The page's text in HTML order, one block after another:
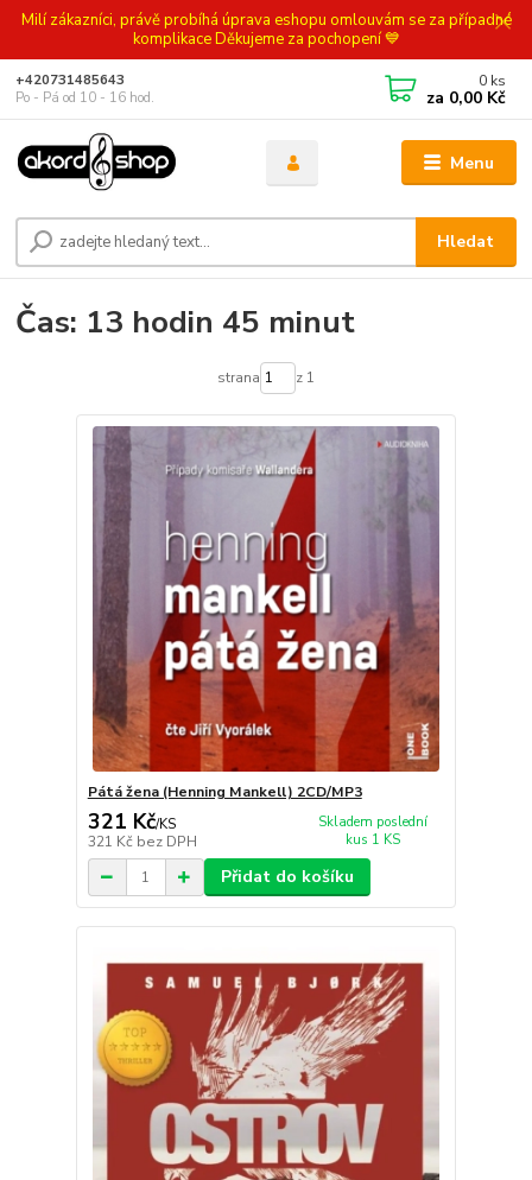
Milí zákazníci, právě probíhá úprava eshopu omlouvám se za případné
komplikace Děkujeme za pochopení 💙
Menu
Hledat
+420731485643
Po - Pá od 10 - 16 hod.
0 ks
za 0,00 Kč
Čas: 13 hodin 45 minut
strana z 1
Pátá žena (Henning Mankell) 2CD/MP3
321 Kč/KS
321 Kč bez DPH
Skladem poslední
kus 1 KS
Přidat do košíku